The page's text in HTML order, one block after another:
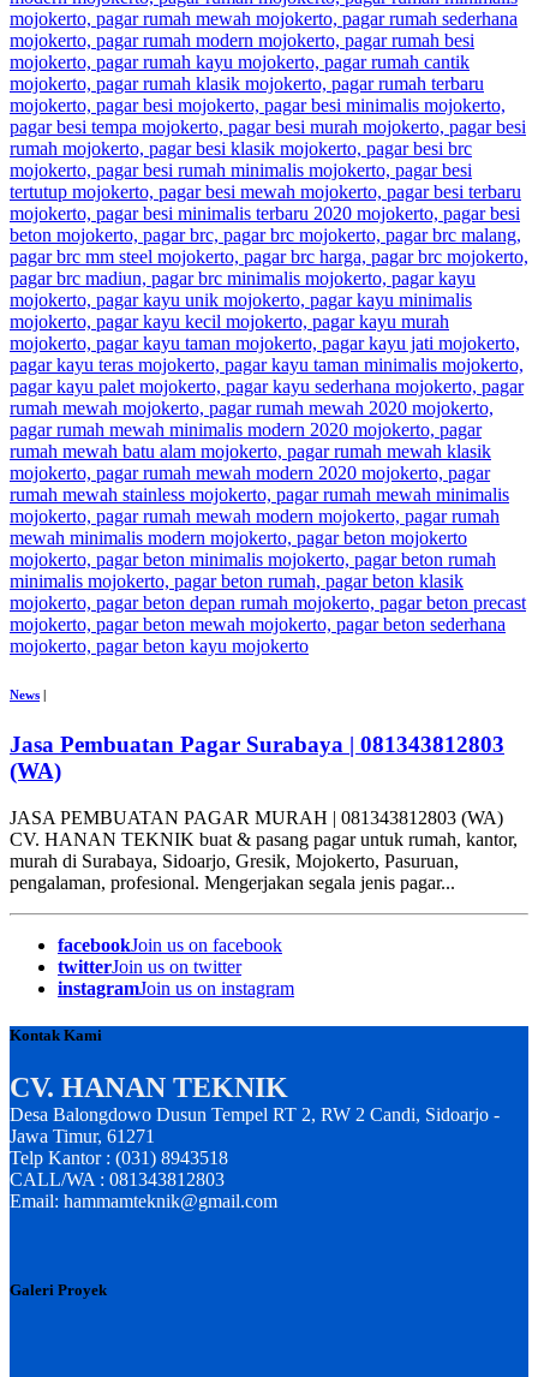
News
Jasa Pembuatan Pagar Surabaya | 081343812803
(WA)
JASA PEMBUATAN PAGAR MURAH | 081343812803 (WA)
CV. HANAN TEKNIK buat & pasang pagar untuk rumah, kantor,
murah di Surabaya, Sidoarjo, Gresik, Mojokerto, Pasuruan,
pengalaman, profesional. Mengerjakan segala jenis pagar...
facebookJoin us on facebook
twitterJoin us on twitter
instagramJoin us on instagram
Kontak Kami
CV. HANAN TEKNIK
Desa Balongdowo Dusun Tempel RT 2, RW 2 Candi, Sidoarjo -
Jawa Timur, 61271
Telp Kantor : (031) 8943518
CALL/WA : 081343812803
Email: hammamteknik@gmail.com
Galeri Proyek